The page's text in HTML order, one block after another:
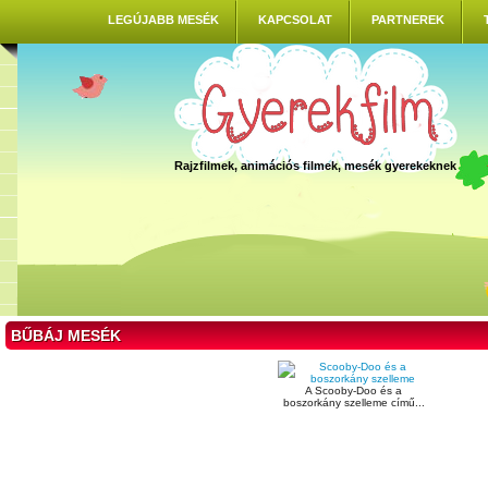
LEGÚJABB MESÉK KAPCSOLAT PARTNEREK
Rajzfilmek, animációs filmek, mesék gyerekeknek
BŰBÁJ MESÉK
A Scooby-Doo és a
boszorkány szelleme című...